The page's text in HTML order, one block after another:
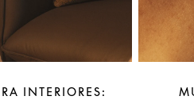
INTERIORES: